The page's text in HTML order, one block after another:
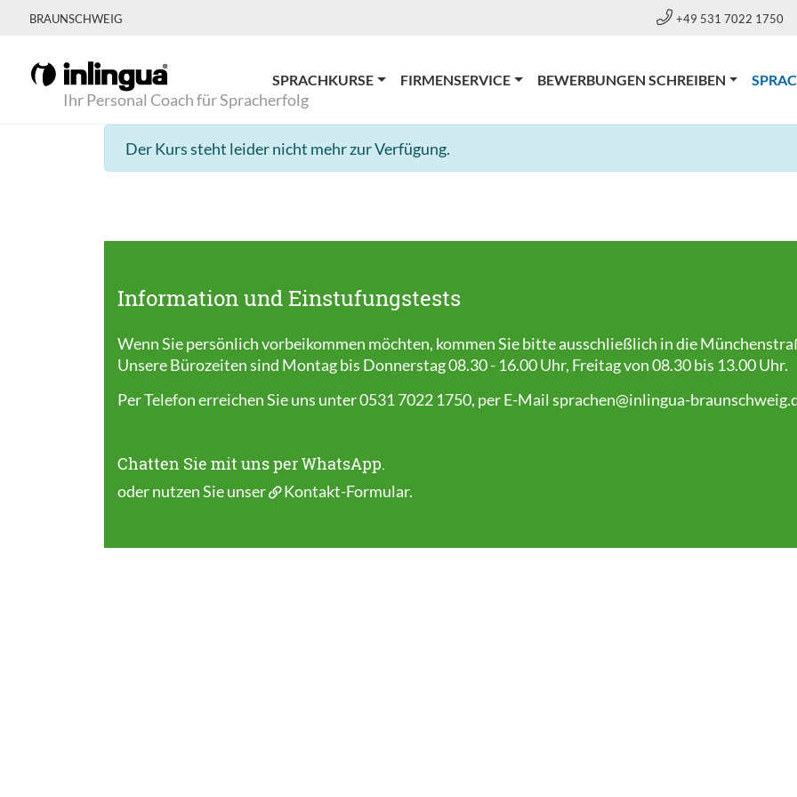
BRAUNSCHWEIG +49 531 7022 1750
Ihr Personal Coach für Spracherfolg
SPRACHKURSE FIRMENSERVICE BEWERBUNGEN SCHREIBEN
Der Kurs steht leider nicht mehr zur Verfügung.
Information und Einstufungstests
Wenn Sie persönlich vorbeikommen möchten, kommen Sie bitte ausschließlich in die
Unsere Bürozeiten sind Montag bis Donnerstag 08.30 - 16.00 Uhr, Freitag von 08.30 bis 13.00 Uhr.
Per Telefon erreichen Sie uns unter 0531 7022 1750, per E-Mail sprachen@inlingua-
Chatten Sie mit uns per WhatsApp.
oder nutzen Sie unser Kontakt-Formular.